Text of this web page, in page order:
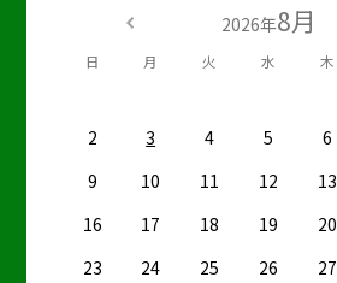
2026年8月
日 月 火 水 木
2
3 4 5 6
9
10 11 12 13
16
17 18 19 20
23
24 25 26 27